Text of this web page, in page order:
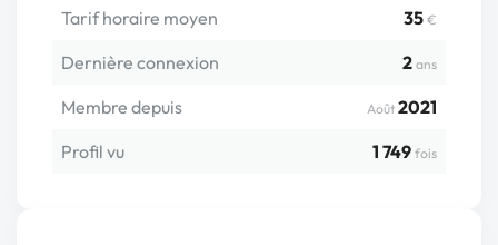
Tarif horaire moyen 35 €
Dernière connexion 2 ans
Membre depuis Août 2021
Profil vu
1 749 fois